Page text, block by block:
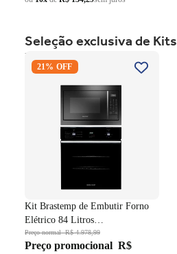
Seleção exclusiva de Kits
Kit Brastemp de Embutir
Forno Elétrico 84 Litros
BOC84AE+Micro-ondas 32
Litros BM146AE Preto 220V
21% OFF
Kit Brastemp de Embutir Forno
Elétrico 84 Litros
BOC84AE+Micro-ondas 32 Litros
BM146AE Preto 220V
Preço normalR$ 4.978,99
Preço promocional R$